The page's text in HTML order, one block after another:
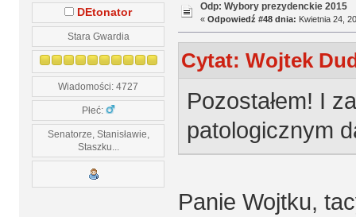
DEtonator
Stara Gwardia
Wiadomości: 4727
Płeć:
Senatorze, Stanisławie,
Staszku...
Odp: Wybory prezydenckie 2015
« Odpowiedź #48 dnia: Kwietnia 24,
Cytat: Wojtek
Pozostałem! I
patologicznym
Panie Wojtku,